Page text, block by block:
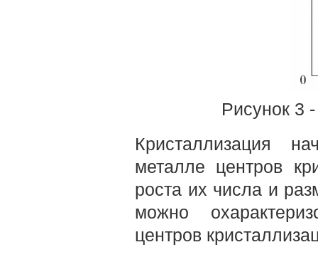
Рисунок 3
Кристаллизация
металле центров
роста их числа и
можно
центров